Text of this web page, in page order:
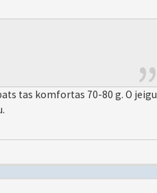
tas komfortas 70-80 g. O jeigu